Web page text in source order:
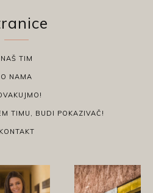
NAŠ TIM
O NAMA
TIMU, BUDI POKAZIVAČ!
KONTAKT